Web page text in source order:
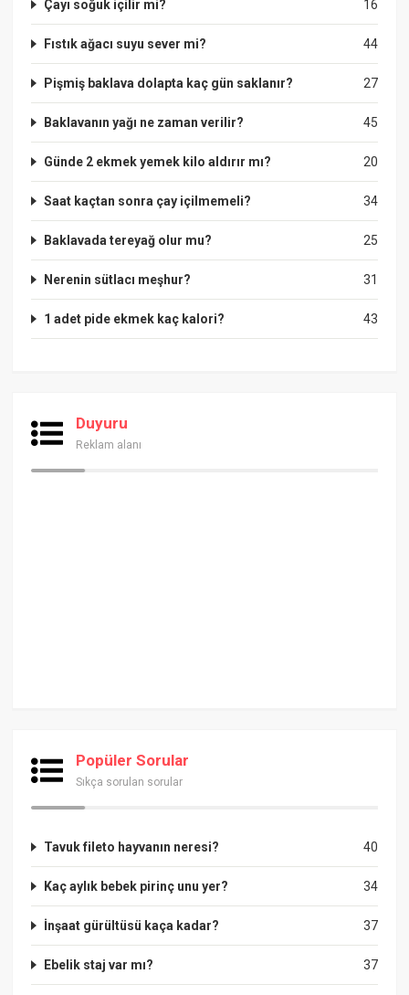
16
Çayı soğuk içilir mi?
44
Fıstık ağacı suyu sever mi?
27
Pişmiş baklava dolapta kaç gün saklanır?
45
Baklavanın yağı ne zaman verilir?
20
Günde 2 ekmek yemek kilo aldırır mı?
34
Saat kaçtan sonra çay içilmemeli?
25
Baklavada tereyağ olur mu?
31
Nerenin sütlacı meşhur?
43
1 adet pide ekmek kaç kalori?
Duyuru
Reklam alanı
Popüler Sorular
Sıkça sorulan sorular
40
Tavuk fileto hayvanın neresi?
34
Kaç aylık bebek pirinç unu yer?
37
İnşaat gürültüsü kaça kadar?
37
Ebelik staj var mı?